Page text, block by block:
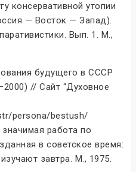
консервативной утопии
— Восток — Запад).
Вып. 1. М.,
будущего в СССР
// Сайт “Духовное
persona/bestush/
работа по
в советское время:
завтра. М., 1975.